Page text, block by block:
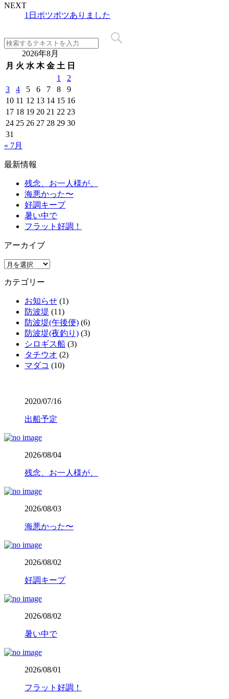
NEXT
1日ポツポツありました
2026年8月
月 火 水 木 金 土 日
1
2
3
4 5 6 7 8
9
10 11 12 13 14 15 16
17 18 19 20 21 22 23
24 25 26 27 28 29 30
31
« 7月
最新情報
残念、お一人様が、
海悪かった〜
好調キープ
暑い中で
フラット好調！
アーカイブ
ア
カ
カテゴリー
お知らせ (1)
防波堤 (11)
防波堤(午後便) (6)
防波堤(夜釣り) (3)
シロギス船 (3)
タチウオ (2)
マダコ (10)
2020/07/16
出船予定
2026/08/04
残念、お一人様が、
2026/08/03
海悪かった〜
2026/08/02
好調キープ
2026/08/02
暑い中で
2026/08/01
フラット好調！